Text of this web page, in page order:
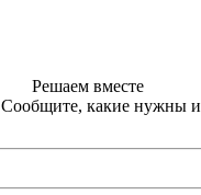
Решаем вместе
Сообщите, какие нужны